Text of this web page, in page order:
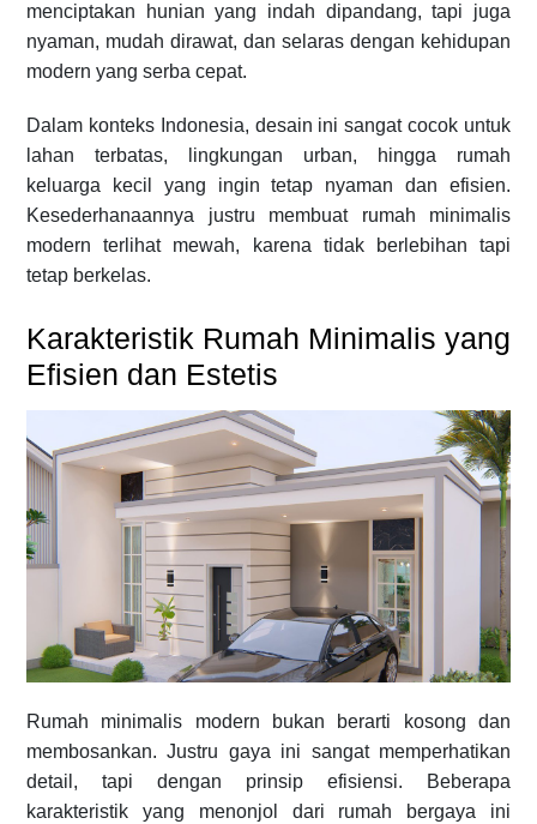
menciptakan hunian yang indah dipandang, tapi juga
nyaman, mudah dirawat, dan selaras dengan kehidupan
modern yang serba cepat.
Dalam konteks Indonesia, desain ini sangat cocok untuk
lahan terbatas, lingkungan urban, hingga rumah
keluarga kecil yang ingin tetap nyaman dan efisien.
Kesederhanaannya justru membuat rumah minimalis
modern terlihat mewah, karena tidak berlebihan tapi
tetap berkelas.
Karakteristik Rumah Minimalis yang
Efisien dan Estetis
Rumah minimalis modern bukan berarti kosong dan
membosankan. Justru gaya ini sangat memperhatikan
detail, tapi dengan prinsip efisiensi. Beberapa
karakteristik yang menonjol dari rumah bergaya ini